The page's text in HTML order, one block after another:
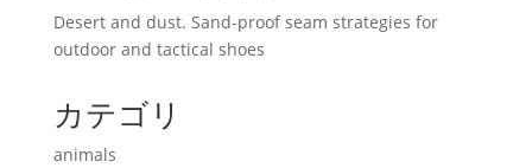
Desert and dust. Sand-proof seam strategies for
outdoor and tactical shoes
カテゴリ
animals